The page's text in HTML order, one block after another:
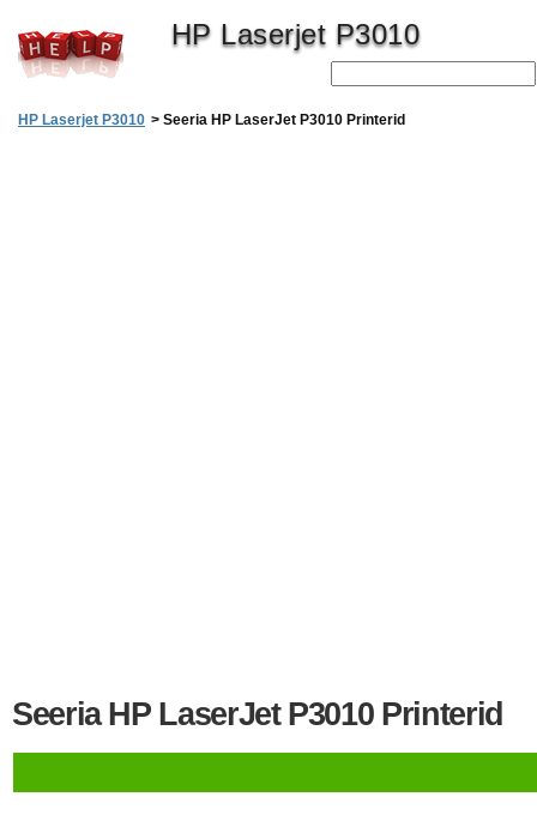
HP Laserjet P3010
HP Laserjet P3010 > Seeria HP LaserJet P3010 Printerid
Seeria HP LaserJet P3010 Printerid